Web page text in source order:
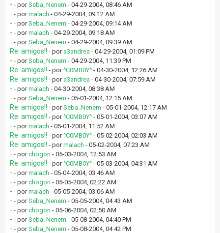
- - porSeba_Nenem - 04-29-2004, 08:46 AM
- - pormalach - 04-29-2004, 09:12 AM
- - porSeba_Nenem - 04-29-2004, 09:14 AM
- - pormalach - 04-29-2004, 09:18 AM
- - porSeba_Nenem - 04-29-2004, 09:39 AM
Re: amigos!! - por a3andrea - 04-29-2004, 01:09 PM
- - porSeba_Nenem - 04-29-2004, 11:39 PM
Re: amigos!! - por^C0MB0Y^ - 04-30-2004, 12:26 AM
Re: amigos!! - por a3andrea - 04-30-2004, 07:59 AM
- - pormalach - 04-30-2004, 08:38 AM
- - porSeba_Nenem - 05-01-2004, 12:15 AM
Re: amigos!! - porSeba_Nenem - 05-01-2004, 12:17 AM
Re: amigos!! - por^C0MB0Y^ - 05-01-2004, 03:07 AM
- - pormalach - 05-01-2004, 11:52 AM
Re: amigos!! - por^C0MB0Y^ - 05-02-2004, 02:03 AM
Re: amigos!! - pormalach - 05-02-2004, 07:23 AM
- - porchogon - 05-03-2004, 12:53 AM
Re: amigos!! - por^C0MB0Y^ - 05-03-2004, 04:31 AM
- - pormalach - 05-04-2004, 03:46 AM
- - porchogon - 05-05-2004, 02:22 AM
- - pormalach - 05-05-2004, 03:06 AM
- - porSeba_Nenem - 05-05-2004, 04:43 AM
- - porchogon - 05-06-2004, 02:50 AM
- - porSeba_Nenem - 05-08-2004, 04:40 PM
- - porSeba_Nenem - 05-08-2004, 04:42 PM